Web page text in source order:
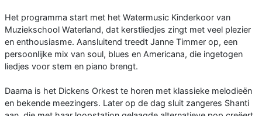
Het programma start met het Watermusic Kinderkoor van
Muziekschool Waterland, dat kerstliedjes zingt met veel plezier
en enthousiasme. Aansluitend treedt Janne Timmer op, een
persoonlijke mix van soul, blues en Americana, die ingetogen
liedjes voor stem en piano brengt.
Daarna is het Dickens Orkest te horen met klassieke melodieën
en bekende meezingers. Later op de dag sluit zangeres Shanti